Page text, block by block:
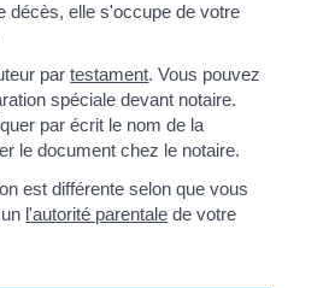
décès, elle s'occupe de votre
partestament. Vous pouvez
spéciale devant notaire.
par écrit le nom de la
le document chez le notaire.
est différente selon que vous
l'autorité parentale de votre